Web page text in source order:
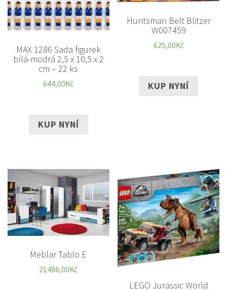
MAX 1286 Sada figurek
bílá-modrá 2,5 x 10,5 x 2
cm – 22 ks
644,00Kč
KUP NYNÍ
Huntsman Belt Blitzer
W007459
625,00Kč
KUP NYNÍ
Meblar Tablo E
21486,00Kč
LEGO Jurassic World